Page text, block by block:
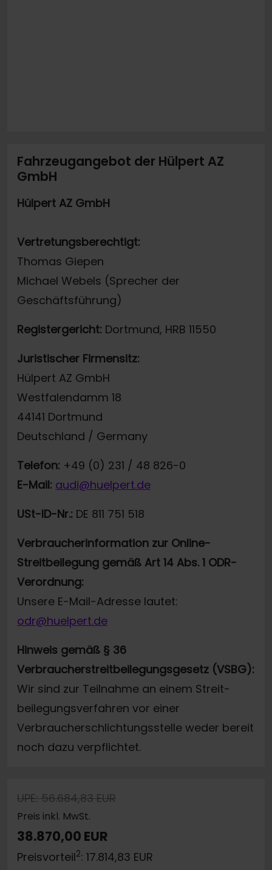
Fahrzeugangebot der Hülpert AZ
GmbH
Hülpert AZ GmbH
Vertretungsberechtigt:
Thomas Giepen
Michael Webels (Sprecher der
Geschäftsführung)
Registergericht: Dortmund, HRB 11550
Juristischer Firmensitz:
Hülpert AZ GmbH
Westfalendamm 18
44141 Dortmund
Deutschland / Germany
Telefon: +49 (0) 231 / 48 826-0
E-Mail: audi@huelpert.de
USt-ID-Nr.: DE 811 751 518
Verbraucherinformation zur Online-
Streitbeilegung gemäß Art 14 Abs. 1 ODR-
Verordnung:
Unsere E-Mail-Adresse lautet:
odr@huelpert.de
Hinweis gemäß § 36
Verbraucherstreitbeilegungsgesetz (VSBG):
Wir sind zur Teilnahme an einem Streit-
beilegungsverfahren vor einer
Verbraucherschlichtungsstelle weder bereit
noch dazu verpflichtet.
UPE: 56.684,83 EUR
Preis inkl. MwSt.
38.870,00 EUR
Preisvorteil2: 17.814,83 EUR